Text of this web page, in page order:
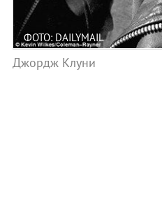
ФОТО: DAILYMAIL
Джордж Клуни